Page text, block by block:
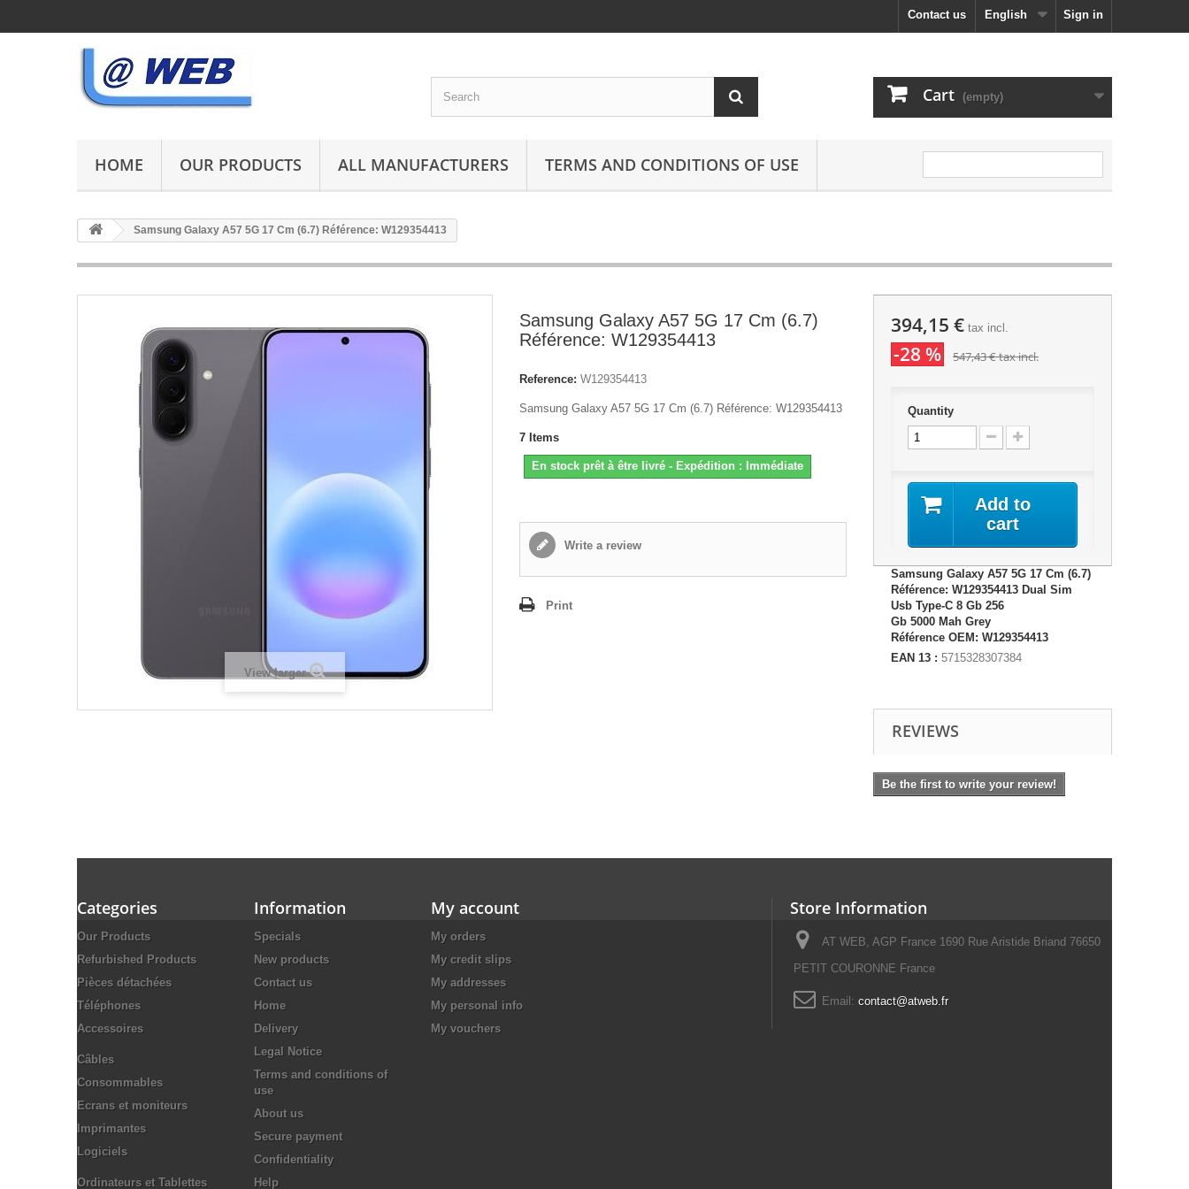
Sign in
English
Contact us
Cart (empty)
HOME OUR PRODUCTS ALL MANUFACTURERS TERMS AND CONDITIONS OF USE
Samsung Galaxy A57 5G 17 Cm (6.7) Référence: W129354413
View larger
Samsung Galaxy A57 5G 17 Cm (6.7)
Référence: W129354413
Reference: W129354413
Samsung Galaxy A57 5G 17 Cm (6.7) Référence: W129354413
7 Items
En stock prêt à être livré - Expédition : Immédiate
Write a review
Print
394,15 €tax incl.
-28 % 547,43 €tax incl.
Quantity
Add to
cart
Samsung Galaxy A57 5G 17 Cm (6.7)
Référence: W129354413 Dual Sim
Usb Type-C 8 Gb 256
Gb 5000 Mah Grey
Référence OEM: W129354413
EAN 13 : 5715328307384
REVIEWS
Be the first to write your review!
Categories
Our Products
Refurbished Products
Pièces détachées
Téléphones
Accessoires
Câbles
Consommables
Ecrans et moniteurs
Imprimantes
Logiciels
Ordinateurs et Tablettes
Information
Specials
New products
Contact us
Home
Delivery
Legal Notice
Terms and conditions of
use
About us
Secure payment
Confidentiality
Help
My account
My orders
My credit slips
My addresses
My personal info
My vouchers
Store Information
AT WEB, AGP France 1690 Rue Aristide Briand 76650
PETIT COURONNE France
Email: contact@atweb.fr